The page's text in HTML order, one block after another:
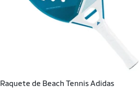
Raquete de Beach Tennis Adidas